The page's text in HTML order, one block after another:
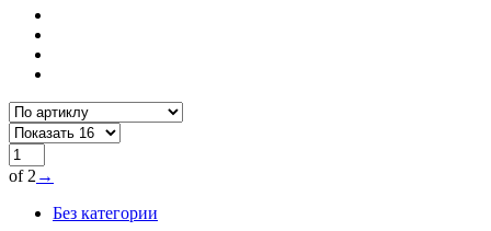
of 2 →
Без категории